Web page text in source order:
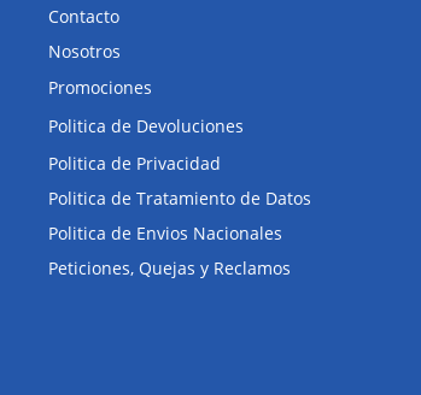
Contacto
Nosotros
Promociones
Politica de Devoluciones
Politica de Privacidad
Politica de Tratamiento de Datos
Politica de Envios Nacionales
Peticiones, Quejas y Reclamos